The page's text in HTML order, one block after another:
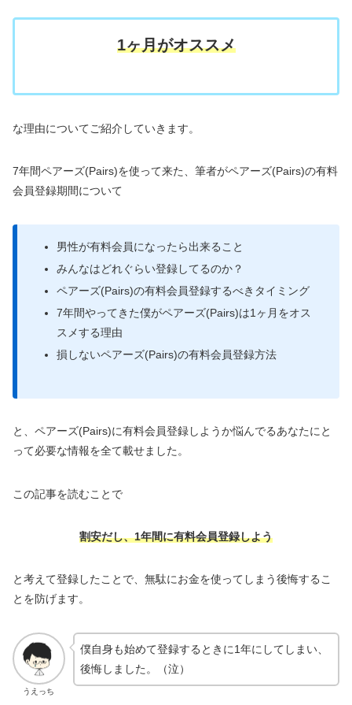
1ヶ月がオススメ
な理由についてご紹介していきます。
7年間ペアーズ(Pairs)を使って来た、筆者がペアーズ(Pairs)の有料
会員登録期間について
男性が有料会員になったら出来ること
みんなはどれぐらい登録してるのか？
ペアーズ(Pairs)の有料会員登録するべきタイミング
7年間やってきた僕がペアーズ(Pairs)は1ヶ月をオス
スメする理由
損しないペアーズ(Pairs)の有料会員登録方法
と、ペアーズ(Pairs)に有料会員登録しようか悩んでるあなたにと
って必要な情報を全て載せました。
この記事を読むことで
割安だし、1年間に有料会員登録しよう
と考えて登録したことで、無駄にお金を使ってしまう後悔するこ
とを防げます。
うえっち
僕自身も始めて登録するときに1年にしてしまい、
後悔しました。（泣）